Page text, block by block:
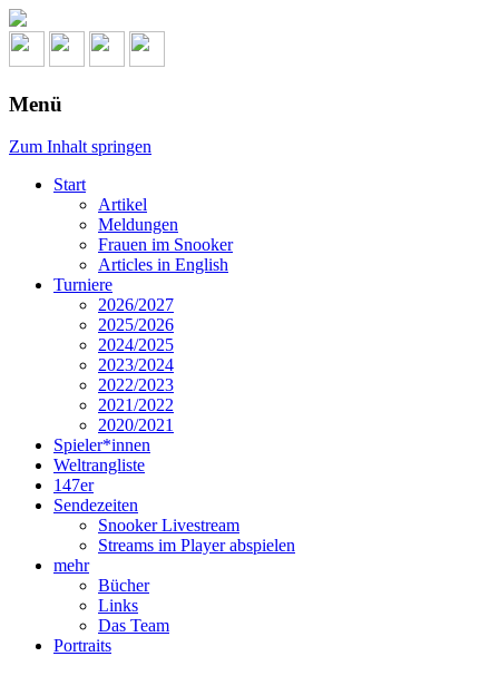
Menü
Zum Inhalt springen
Start
Artikel
Meldungen
Frauen im Snooker
Articles in English
Turniere
2026/2027
2025/2026
2024/2025
2023/2024
2022/2023
2021/2022
2020/2021
Spieler*innen
Weltrangliste
147er
Sendezeiten
Snooker Livestream
Streams im Player abspielen
mehr
Bücher
Links
Das Team
Portraits